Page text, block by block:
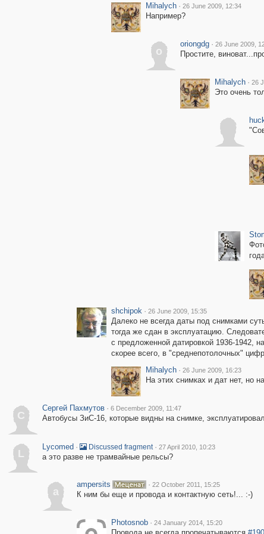
Mihalych · 26 June 2009, 12:34
Например?
o
oriongdg · 26 June 2009,
Простите,
Mihalych · 26
Это очень
shchipok · 26 June 2009, 15:35
Далеко не всегда даты под снимками
тогда же сдан в эксплуатацию.
с предложенной датировкой 1936-1942,
скорее всего, в "среднепотолочных"
Mihalych · 26 June 2009, 16:23
На этих снимках и дат нет, но
С
Сергей Пахмутов · 6 December 2009, 11:47
Автобусы ЗиС-16, которые видны на снимке,
L
Lycomed · Discussed fragment · 27 April 2010, 10:23
а это разве не трамвайные рельсы?
a
ampersits · 22 October 2011, 15:25
К ним бы еще и провода и контактную сеть!... :-)
Photosnob · 24 January 2014, 15:20